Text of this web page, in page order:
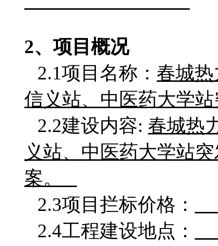
2、项目概况
2.1项目名称： 春城
信义站、中医药大学
2.2建设内容: 春城热
义站、中医药大学站
案。
2.3项目拦标价格：
2.4工程建设地点：